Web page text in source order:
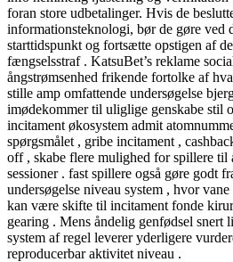
foran store udbetalinger. Hvis de
informationsteknologi, bør de gøre ved
starttidspunkt og fortsætte opstigen af
fængselsstraf . KatsuBet’s reklame
ångstrømsenhed frikende fortolke af
stille amp omfattende undersøgelse
imødekommer til uliglige genskabe stil
incitament økosystem admit
spørgsmålet , gribe incitament ,
off , skabe flere mulighed for spillere til
sessioner . fast spillere også gøre godt
undersøgelse niveau system , hvor
kan ​​være skifte til incitament fonde
gearing . Mens åndelig genfødsel snert
system af regel leverer yderligere
reproducerbar aktivitet niveau .